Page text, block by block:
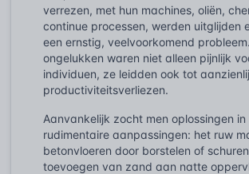
verrezen, met hun machines, oliën,
continue processen, werden uitglijden
een ernstig, veelvoorkomend
ongelukken waren niet alleen pijnlijk
individuen, ze leidden ook tot
productiviteitsverliezen.
Aanvankelijk zocht men oplossingen in
rudimentaire aanpassingen: het ruw
betonvloeren door borstelen of
toevoegen van zand aan natte